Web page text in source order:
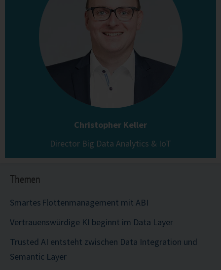
Christopher Keller
Director Big Data Analytics & IoT
Themen
Smartes Flottenmanagement mit ABI
Vertrauenswürdige KI beginnt im Data Layer
Trusted AI entsteht zwischen Data Integration und
Semantic Layer